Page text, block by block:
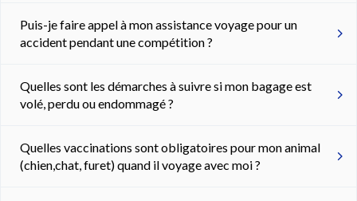
Puis-je faire appel à mon assistance voyage pour un
accident pendant une compétition ?
Quelles sont les démarches à suivre si mon bagage est
volé, perdu ou endommagé ?
Quelles vaccinations sont obligatoires pour mon animal
(chien,chat, furet) quand il voyage avec moi ?